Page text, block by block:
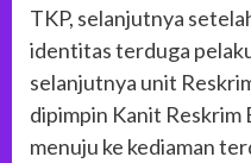
TKP, selanjutnya
identitas terduga
selanjutnya unit
dipimpin Kanit Reskrim
menuju ke kediaman